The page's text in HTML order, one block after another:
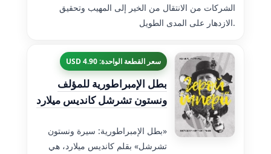
الشركات من الانتقال من الخير إلى المهيب وتحقيق
الازدهار على المدى الطويل.
سعر القطعة الواحدة: 4.90 USD
بطل الإمبراطورية للمؤلف
ونستون تشرشل كانديس ميلارد
«بطل الإمبراطورية: سيرة ونستون
تشرشل» بقلم كانديس ميلارد، هي